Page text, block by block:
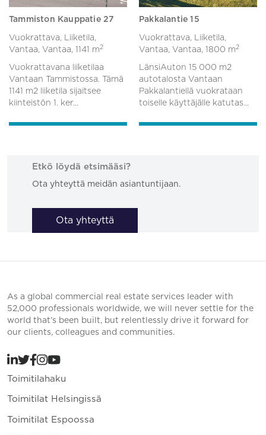
Tammiston Kauppatie 27
Vuokrattava, Liiketila,
Vantaa, Vantaa, 1141 m 2
Vuokrattavana liiketilaa
Vantaan Tammistossa. Tämä
1141 m2 liiketila sijaitsee
kiinteistön 1. ker...
Pakkalantie 15
Vuokrattava, Liiketila,
Vantaa, Vantaa, 1800 m 2
LänsiAuton 15 000 m2
autotalosta Vantaan
Pakkalantiellä vuokrataan
toiselle käyttäjälle katutas...
Etkö löydä etsimääsi?
Ota yhteyttä meidän asiantuntijaan.
Ota yhteyttä
As a global commercial real estate services leader with
52,000 professionals worldwide, we will never settle for the
world that’s been built, but relentlessly drive it forward for
our clients, colleagues and communities.
Toimitilahaku
Toimitilat Helsingissä
Toimitilat Espoossa